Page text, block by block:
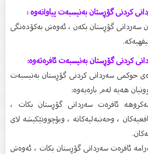
کردنی گۆڕستان بەنیسبەت پیاوانەوە :
سەردانی گۆڕستان بکەن ، ئەوەش بەکۆدەنگی
کردنی گۆڕستان بەنیسبەت ئافرەتەوە:
حوکمی سەردانی کردنی گۆڕستان بەنیسبەت
هەیە لەم بارەیەوە:
ئافرەت سەردانی گۆڕستان بکات ،
، وحەنبەلیەکانە ، وبۆچوونێکیشە لای
ئافرەت سەردانی گۆڕستان بکات ، ئەوەش